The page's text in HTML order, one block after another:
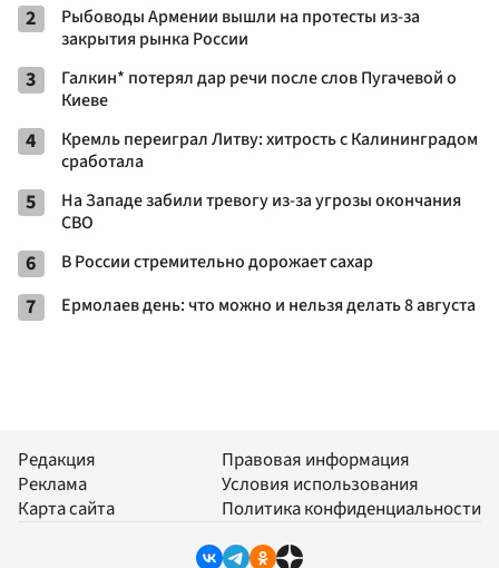
2
Рыбоводы Армении вышли на протесты из-за
закрытия рынка России
3
Галкин* потерял дар речи после слов Пугачевой о
Киеве
4
Кремль переиграл Литву: хитрость с Калининградом
сработала
5
На Западе забили тревогу из-за угрозы окончания
СВО
6 В России стремительно дорожает сахар
7 Ермолаев день: что можно и нельзя делать 8 августа
Редакция
Реклама
Карта сайта
Правовая информация
Условия использования
Политика конфиденциальности